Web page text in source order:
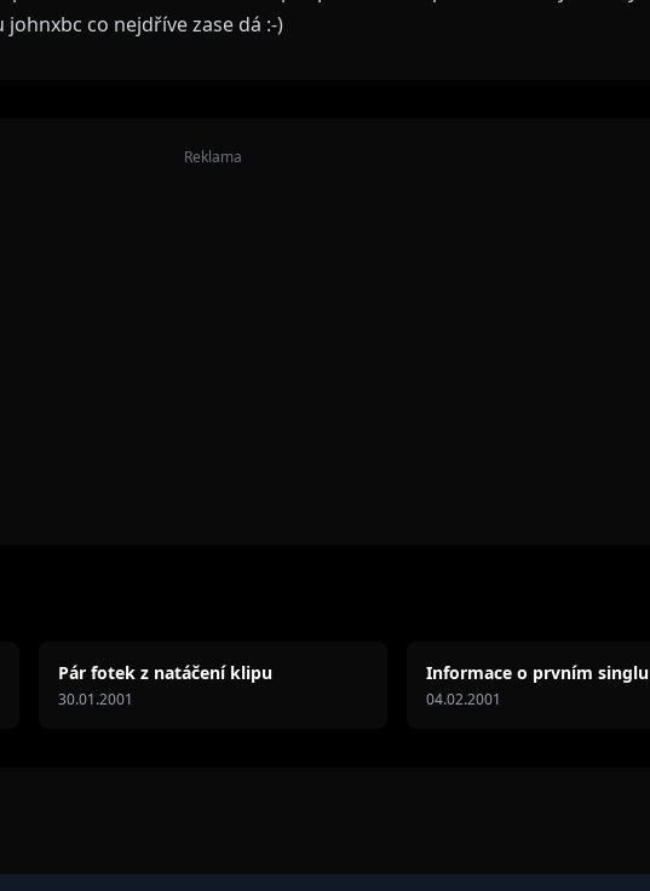
co nejdříve zase dá :-)
Reklama
Pár fotek z natáčení klipu
30.01.2001
Informace o prvním singlu
04.02.2001